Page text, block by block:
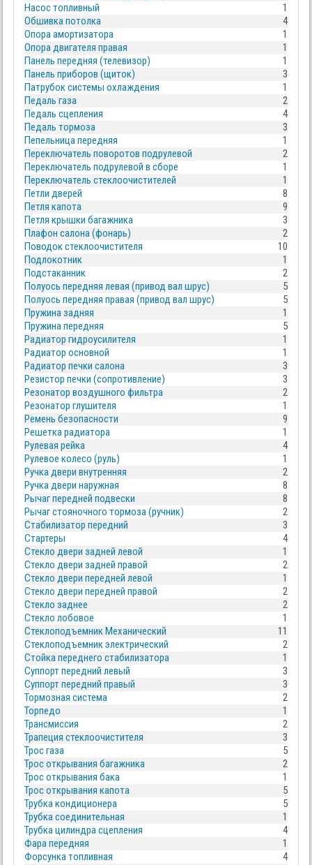
Насос топливный
1
Обшивка потолка
4
Опора амортизатора
1
Опора двигателя правая
1
Панель передняя (телевизор)
1
Панель приборов (щиток)
3
Патрубок системы охлаждения
1
Педаль газа
2
Педаль сцепления
4
Педаль тормоза
3
Пепельница передняя
1
Переключатель поворотов подрулевой
2
Переключатель подрулевой в сборе
1
Переключатель стеклоочистителей
1
Петли дверей
8
Петля капота
9
Петля крышки багажника
3
Плафон салона (фонарь)
2
Поводок стеклоочистителя
10
Подлокотник
1
Подстаканник
2
Полуось передняя левая (привод вал шрус)
5
Полуось передняя правая (привод вал шрус)
5
Пружина задняя
1
Пружина передняя
5
Радиатор гидроусилителя
1
Радиатор основной
1
Радиатор печки салона
3
Резистор печки (сопротивление)
3
Резонатор воздушного фильтра
2
Резонатор глушителя
1
Ремень безопасности
9
Решетка радиатора
1
Рулевая рейка
4
Рулевое колесо (руль)
1
Ручка двери внутренняя
2
Ручка двери наружная
8
Рычаг передней подвески
8
Рычаг стояночного тормоза (ручник)
2
Стабилизатор передний
3
Стартеры
4
Стекло двери задней левой
1
Стекло двери задней правой
2
Стекло двери передней левой
1
Стекло двери передней правой
2
Стекло заднее
2
Стекло лобовое
1
Стеклоподъемник Механический
11
Стеклоподъемник электрический
2
Стойка переднего стабилизатора
1
Суппорт передний левый
3
Суппорт передний правый
3
Тормозная система
2
Торпедо
1
Трансмиссия
2
Трапеция стеклоочистителя
3
Трос газа
5
Трос открывания багажника
2
Трос открывания бака
1
Трос открывания капота
5
Трубка кондиционера
5
Трубка соединительная
1
Трубка цилиндра сцепления
4
Фара передняя
1
Форсунка топливная
4